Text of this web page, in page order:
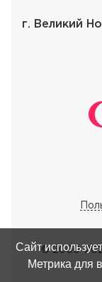
г. Великий
© 2000-
Сайт
Метрика для